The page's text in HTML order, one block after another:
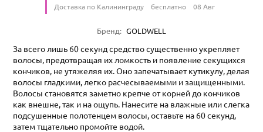
Условия доставки
Доставка по Калининграду бесплатно 08 Авг
Характеристики
Бренд: GOLDWELL
За всего лишь 60 секунд средство существенно укрепляет
волосы, предотвращая их ломкость и появление секущихся
кончиков, не утяжеляя их. Оно запечатывает кутикулу, делая
волосы гладкими, легко расчесываемыми и защищенными.
Волосы становятся заметно крепче от корней до кончиков
как внешне, так и на ощупь. Нанесите на влажные или слегка
подсушенные полотенцем волосы, оставьте на 60 секунд,
затем тщательно промойте водой.